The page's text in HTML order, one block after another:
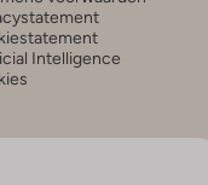
Intelligence